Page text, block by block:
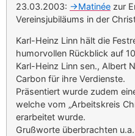
23.03.2003: ->Matinée zur
Vereinsjubiläums in der
Karl-Heinz Linn hält die
humorvollen Rückblick auf
Karl-Heinz Linn sen., Albert
Carbon für ihre Verdienste.
Präsentiert wurde zudem
welche vom „Arbeitskreis
erarbeitet wurde.
Grußworte überbrachten